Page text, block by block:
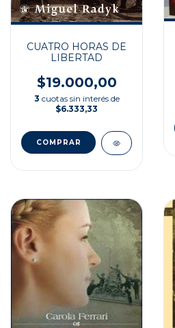
CUATRO HORAS DE
LIBERTAD
$19.000,00
3 cuotas sin interés de
$6.333,33